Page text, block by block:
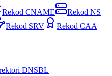
Rekod CNAME
Rekod NS
Rekod SRV Rekod CAA
DNSBL